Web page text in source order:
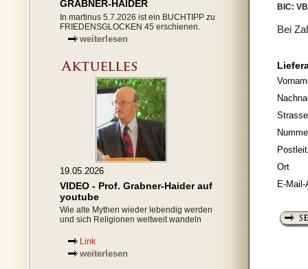
GRABNER-HAIDER
In martinus 5.7.2026 ist ein BUCHTIPP zu
FRIEDENSGLOCKEN 45 erschienen.
weiterlesen
19.05.2026
VIDEO - Prof. Grabner-Haider auf
youtube
Wie alte Mythen wieder lebendig werden
und sich Religionen weltweit wandeln
Link
weiterlesen
BIC:
Bei
Strasse
Ort
E-